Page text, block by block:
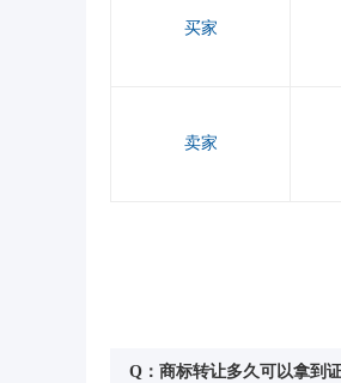
买家
卖家
Q：商标转让多久可以拿到